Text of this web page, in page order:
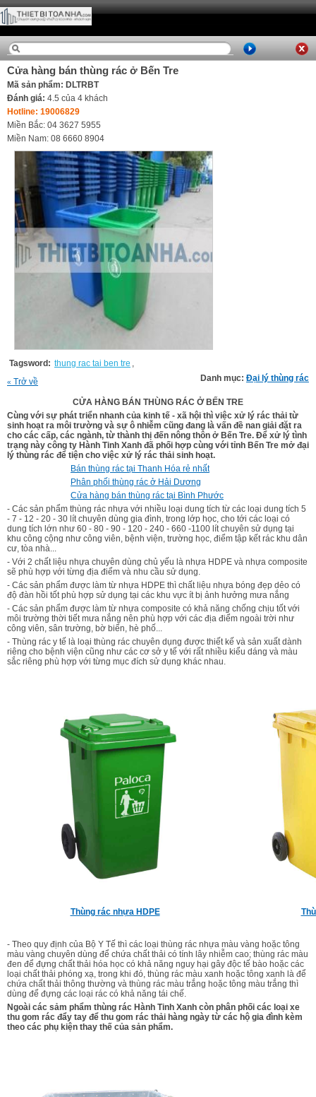
Cửa hàng bán thùng rác ở Bến Tre
Mã sản phẩm: DLTRBT
Đánh giá: 4.5 của 4 khách
Hotline: 19006829
Miền Bắc: 04 3627 5955
Miền Nam: 08 6660 8904
Tagsword: thung rac tai ben tre ,
« Trở về Danh mục: Đại lý thùng rác
CỬA HÀNG BÁN THÙNG RÁC Ở BẾN TRE
Cùng với sự phát triển nhanh của kinh tế - xã hội thì việc xử lý rác thải từ
sinh hoạt ra môi trường và sự ô nhiễm cũng đang là vấn đề nan giải đặt ra
cho các cấp, các ngành, từ thành thị đến nông thôn ở Bến Tre. Để xử lý tình
trạng này công ty Hành Tinh Xanh đã phối hợp cùng với tỉnh Bến Tre mở đại
lý thùng rác để tiện cho việc xử lý rác thải sinh hoạt.
Bán thùng rác tại Thanh Hóa rẻ nhất
Phân phối thùng rác ở Hải Dương
Cửa hàng bán thùng rác tại Bình Phước
- Các sản phẩm thùng rác nhựa với nhiều loại dung tích từ các loại dung tích 5
- 7 - 12 - 20 - 30 lít chuyên dùng gia đình, trong lớp học, cho tới các loại có
dung tích lớn như 60 - 80 - 90 - 120 - 240 - 660 -1100 lít chuyên sử dụng tại
khu công cộng như công viên, bệnh viện, trường học, điểm tập kết rác khu dân
cư, tòa nhà...
- Với 2 chất liệu nhựa chuyên dùng chủ yếu là nhựa HDPE và nhựa composite
sẽ phù hợp với từng địa điểm và nhu cầu sử dụng.
- Các sản phẩm được làm từ nhựa HDPE thì chất liệu nhựa bóng đẹp dẻo có
độ đàn hồi tốt phù hợp sử dụng tại các khu vực ít bị ảnh hưởng mưa nắng
- Các sản phẩm được làm từ nhựa composite có khả năng chống chịu tốt với
môi trường thời tiết mưa nắng nên phù hợp với các địa điểm ngoài trời như
công viên, sân trường, bờ biển, hè phố...
- Thùng rác y tế là loại thùng rác chuyên dụng được thiết kế và sản xuất dành
riêng cho bệnh viện cũng như các cơ sở y tế với rất nhiều kiểu dáng và màu
sắc riêng phù hợp với từng mục đích sử dụng khác nhau.
Thùng rác nhựa HDPE
- Theo quy định của Bộ Y Tế thì các loại thùng rác nhựa màu vàng hoặc tông
màu vàng chuyên dùng để chứa chất thải có tính lây nhiễm cao; thùng rác màu
đen để đựng chất thải hóa học có khả năng nguy hại gây độc tế bào hoặc các
loại chất thải phóng xạ, trong khi đó, thùng rác màu xanh hoặc tông xanh là để
chứa chất thải thông thường và thùng rác màu trắng hoặc tông màu trắng thì
dùng để đựng các loại rác có khả năng tái chế.
Ngoài các sảm phẩm thùng rác Hành Tinh Xanh còn phân phối các loại xe
thu gom rác đẩy tay để thu gom rác thải hàng ngày từ các hộ gia đình kèm
theo các phụ kiện thay thế của sản phẩm.